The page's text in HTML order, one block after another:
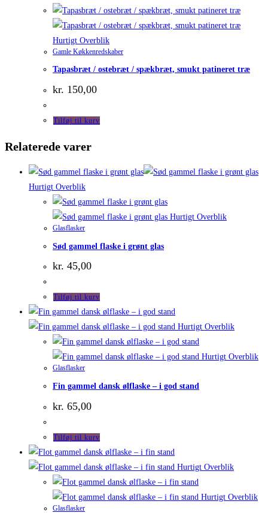
Hurtigt Overblik
Gamle Køkkenredskaber
Tapasbræt / ostebræt / spækbræt, smukt patineret træ
kr. 150,00
Tilføj til kurv
Relaterede varer
Hurtigt Overblik
Hurtigt Overblik
Glasflasker
Sød gammel flaske i grønt glas
kr. 45,00
Tilføj til kurv
Hurtigt Overblik
Hurtigt Overblik
Glasflasker
Fin gammel dansk ølflaske – i god stand
kr. 65,00
Tilføj til kurv
Hurtigt Overblik
Hurtigt Overblik
Glasflasker